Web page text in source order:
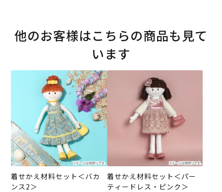
他のお客様はこちらの商品も見て
います
着せかえ材料セット＜バカ
ンス2＞
着せかえ材料セット＜パー
ティードレス・ピンク＞